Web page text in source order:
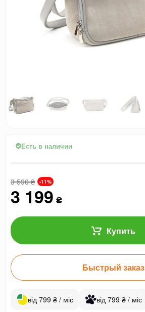
Есть в наличии
3 590₴ -11%
3 199 ₴
Купить
Быстрый заказ
від 799 ₴ / міс від 799 ₴ / міс